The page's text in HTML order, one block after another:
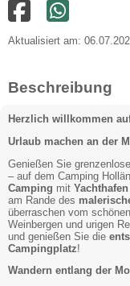
Aktualisiert am:
Beschreibung
Herzlich willkommen
Urlaub machen an der
Genießen Sie
– auf dem Camping
Camping mit Yachthafen
am Rande des
überraschen vom
Weinbergen und urigen
und genießen Sie die
Campingplatz!
Wandern entlang der